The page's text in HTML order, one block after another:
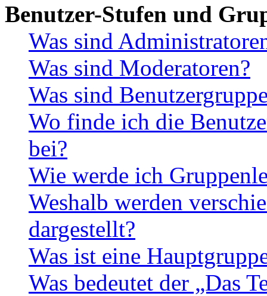
Benutzer-Stufen und
Was sind
Was sind Moderatoren?
Was sind
Wo finde ich die
bei?
Wie werde ich
Weshalb werden
dargestellt?
Was ist eine
Was bedeutet der „Das